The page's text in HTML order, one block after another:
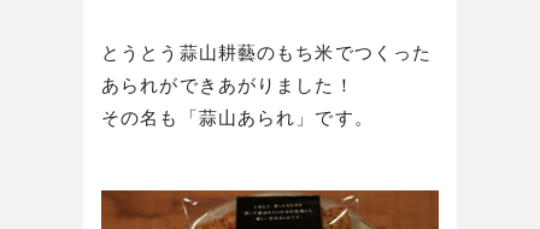
とうとう蒜山耕藝のもち米でつくった
あられができあがりました！
その名も「蒜山あられ」です。